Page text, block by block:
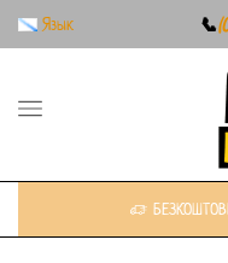
Язык 📞